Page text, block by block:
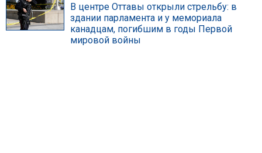
В центре Оттавы открыли стрельбу: в
здании парламента и у мемориала
канадцам, погибшим в годы Первой
мировой войны